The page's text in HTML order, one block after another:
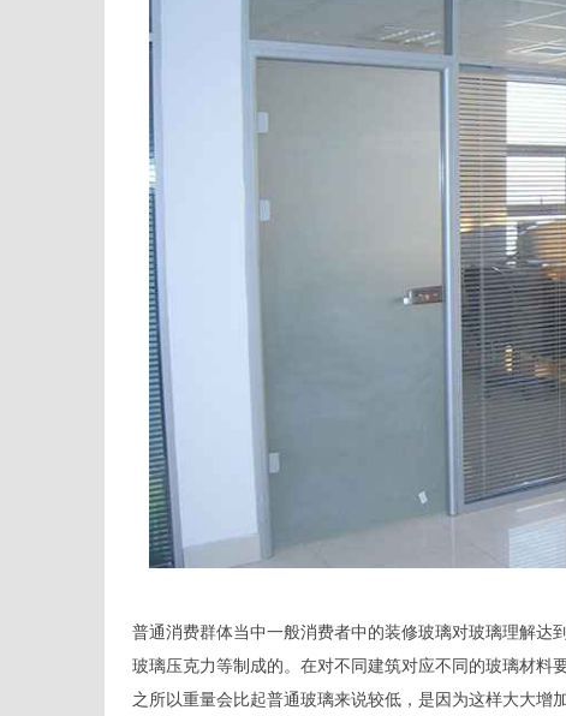
普通消费群体当中一般消费者中的装修玻璃对玻璃理解达
玻璃压克力等制成的。在对不同建筑对应不同的玻璃材料
之所以重量会比起普通玻璃来说较低，是因为这样大大